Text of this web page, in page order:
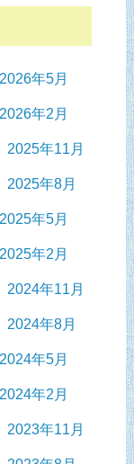
2026年5月
2026年2月
2025年11月
2025年8月
2025年5月
2025年2月
2024年11月
2024年8月
2024年5月
2024年2月
2023年11月